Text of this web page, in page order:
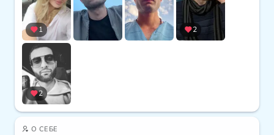
1 2
2
О СЕБЕ